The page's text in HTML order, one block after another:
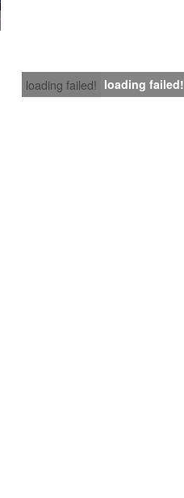
loading failed! loading failed!